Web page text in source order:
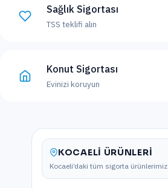
Sağlık Sigortası
TSS teklifi alın
Konut Sigortası
Evinizi koruyun
KOCAELI ÜRÜNLERI
Kocaeli’daki tüm sigorta ürünlerimiz